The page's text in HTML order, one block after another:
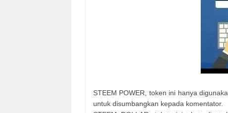
STEEM POWER, token ini hanya
untuk disumbangkan kepada komentator.